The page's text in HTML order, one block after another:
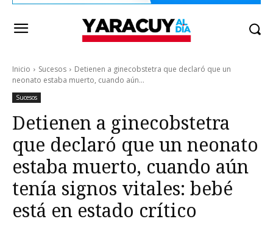
Inicio Sucesos
Detienen a ginecobstetra que declaró que un
neonato estaba muerto, cuando aún...
Sucesos
Detienen a ginecobstetra
que declaró que un neonato
estaba muerto, cuando aún
tenía signos vitales: bebé
está en estado crítico